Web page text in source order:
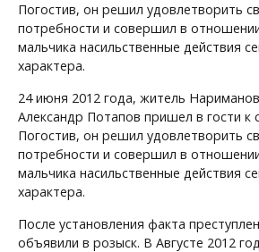
Погостив, он решил удовлетворить
потребности и совершил в
мальчика насильственные действия
характера.
24 июня 2012 года, житель
Александр Потапов пришел в гости к
Погостив, он решил удовлетворить
потребности и совершил в
мальчика насильственные действия
характера.
После установления факта
объявили в розыск. В Августе 2012